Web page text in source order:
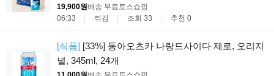
19,900원배송 무료토스쇼핑
06:33
튀김 조회 33 추천 0
[식품] [33%] 동아오츠카 나랑드사이다 제로, 오리지
널, 345ml, 24개